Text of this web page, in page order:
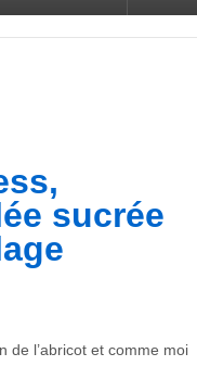
sucrée
de l’abricot et comme moi